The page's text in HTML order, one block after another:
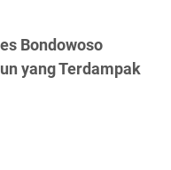
Bondowoso
yang Terdampak